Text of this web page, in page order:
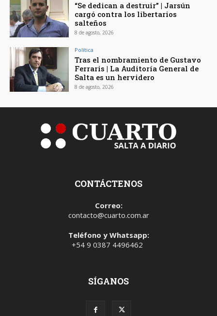
“Se dedican a destruir” | Jarsún
cargó contra los libertarios
salteños
8 de agosto, 2026
Política
Tras el nombramiento de Gustavo
Ferraris | La Auditoría General de
Salta es un hervidero
8 de agosto, 2026
CONTÁCTENOS
Correo:
contacto@cuarto.com.ar
Teléfono y Whatsapp:
+54 9 0387 4496462
SÍGANOS